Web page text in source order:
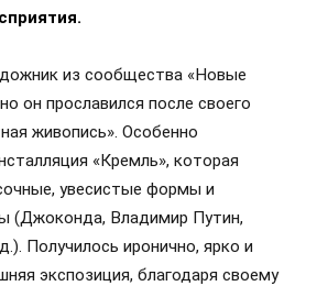
из сообщества «Новые
он прославился после своего
живопись». Особенно
«Кремль», которая
увесистые формы и
(Джоконда, Владимир Путин,
Получилось иронично, ярко и
экспозиция, благодаря своему